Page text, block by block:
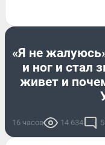
«Я не
и ног и стал
живет и
16 часов 14 634